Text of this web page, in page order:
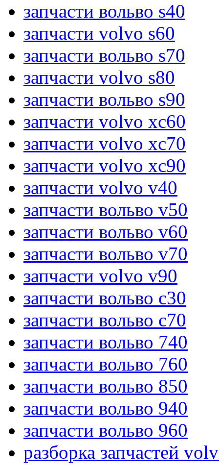
запчасти вольво s40
запчасти volvo s60
запчасти вольво s70
запчасти volvo s80
запчасти вольво s90
запчасти volvo xc60
запчасти volvo xc70
запчасти volvo xc90
запчасти volvo v40
запчасти вольво v50
запчасти вольво v60
запчасти вольво v70
запчасти volvo v90
запчасти вольво c30
запчасти вольво c70
запчасти вольво 740
запчасти вольво 760
запчасти вольво 850
запчасти вольво 940
запчасти вольво 960
разборка запчастей